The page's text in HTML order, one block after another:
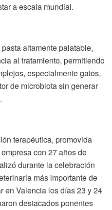
a escala mundial.
altamente palatable,
al tratamiento, permitiendo
especialmente gatos,
de microbiota sin generar
terapéutica, promovida
con 27 años de
durante la celebración
más importante de
en Valencia los días 23 y 24
destacados ponentes